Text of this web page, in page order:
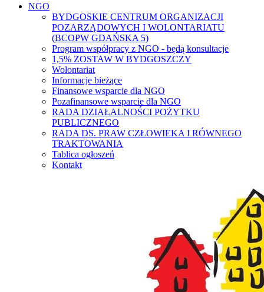
NGO
BYDGOSKIE CENTRUM ORGANIZACJI
POZARZĄDOWYCH I WOLONTARIATU
(BCOPW GDAŃSKA 5)
Program współpracy z NGO - będą konsultacje
1,5% ZOSTAW W BYDGOSZCZY
Wolontariat
Informacje bieżące
Finansowe wsparcie dla NGO
Pozafinansowe wsparcie dla NGO
RADA DZIAŁALNOŚCI POŻYTKU
PUBLICZNEGO
RADA DS. PRAW CZŁOWIEKA I RÓWNEGO
TRAKTOWANIA
Tablica ogłoszeń
Kontakt